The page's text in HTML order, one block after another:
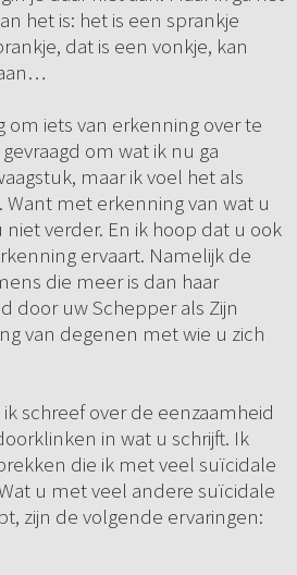
het is: het is een sprankje
dat is een vonkje, kan
om iets van erkenning over te
om wat ik nu ga
maar ik voel het als
met erkenning van wat u
verder. En ik hoop dat u ook
ervaart. Namelijk de
die meer is dan haar
door uw Schepper als Zijn
van degenen met wie u zich
schreef over de eenzaamheid
in wat u schrijft. Ik
die ik met veel suïcidale
u met veel andere suïcidale
zijn de volgende ervaringen: